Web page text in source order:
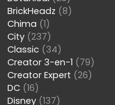
BrickHeadz (8)
Chima (1)
City (237)
Classic (34)
Creator 3-en-1 (79)
Creator Expert (26)
DC (16)
Disney (137)